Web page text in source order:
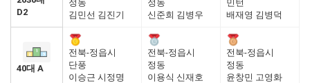
D2
정동
김민선 김진기
정동
신준희 김병우
민턴
배재영 김병덕
40대 A
전북-정읍시
단풍
이승근 시정명
전북-정읍시
정동
이용식 신재호
전북-정읍시
정동
윤창민 고영화